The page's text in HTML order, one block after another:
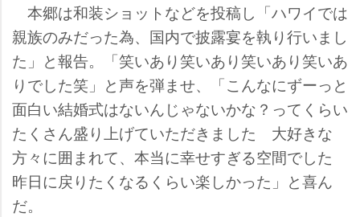
本郷は和装ショットなどを投稿し「ハワイでは
親族のみだった為、国内で披露宴を執り行いまし
た」と報告。「笑いあり笑いあり笑いあり笑いあ
りでした笑」と声を弾ませ、「こんなにずーっと
面白い結婚式はないんじゃないかな？ってくらい
たくさん盛り上げていただきました 大好きな
方々に囲まれて、本当に幸せすぎる空間でした
昨日に戻りたくなるくらい楽しかった」と喜ん
だ。